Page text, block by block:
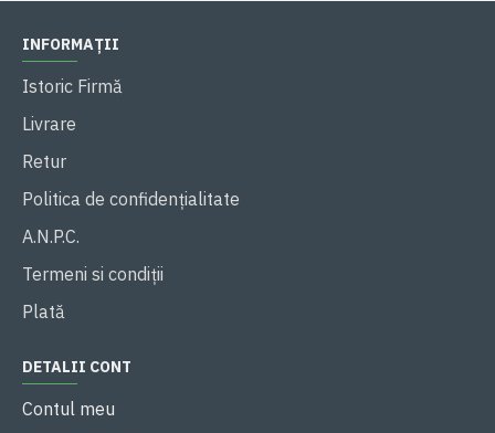
INFORMAȚII
Istoric Firmă
Livrare
Retur
Politica de confidențialitate
A.N.P.C.
Termeni si condiții
Plată
DETALII CONT
Contul meu